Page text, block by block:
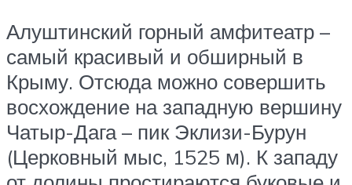
Алуштинский горный амфитеатр –
самый красивый и обширный в
Крыму. Отсюда можно совершить
восхождение на западную вершину
Чатыр-Дага – пик Эклизи-Бурун
(Церковный мыс, 1525 м). К западу